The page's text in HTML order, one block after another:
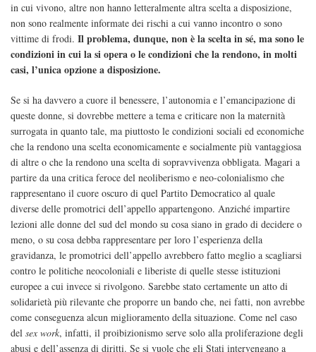
in cui vivono, altre non hanno letteralmente altra scelta a disposizione,
non sono realmente informate dei rischi a cui vanno incontro o sono
vittime di frodi. Il problema, dunque, non è la scelta in sé, ma sono le
condizioni in cui la si opera o le condizioni che la rendono, in molti
casi, l’unica opzione a disposizione.
Se si ha davvero a cuore il benessere, l’autonomia e l’emancipazione di
queste donne, si dovrebbe mettere a tema e criticare non la maternità
surrogata in quanto tale, ma piuttosto le condizioni sociali ed economiche
che la rendono una scelta economicamente e socialmente più vantaggiosa
di altre o che la rendono una scelta di sopravvivenza obbligata. Magari a
partire da una critica feroce del neoliberismo e neo-colonialismo che
rappresentano il cuore oscuro di quel Partito Democratico al quale
diverse delle promotrici dell’appello appartengono. Anziché impartire
lezioni alle donne del sud del mondo su cosa siano in grado di decidere o
meno, o su cosa debba rappresentare per loro l’esperienza della
gravidanza, le promotrici dell’appello avrebbero fatto meglio a scagliarsi
contro le politiche neocoloniali e liberiste di quelle stesse istituzioni
europee a cui invece si rivolgono. Sarebbe stato certamente un atto di
solidarietà più rilevante che proporre un bando che, nei fatti, non avrebbe
come conseguenza alcun miglioramento della situazione. Come nel caso
del sex work, infatti, il proibizionismo serve solo alla proliferazione degli
abusi e dell’assenza di diritti. Se si vuole che gli Stati intervengano a